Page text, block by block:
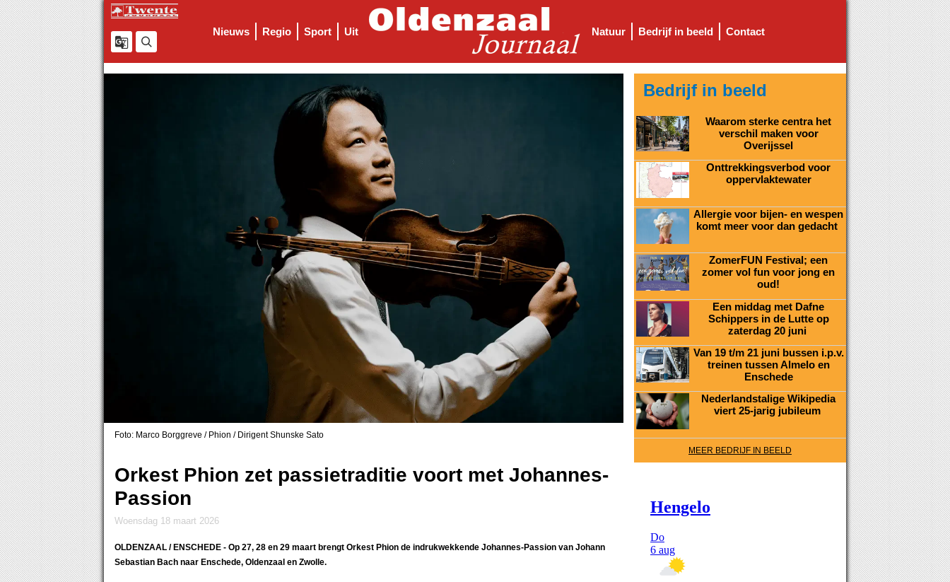
Nieuws Regio Sport Uit Natuur Bedrijf in beeld Contact
Foto: Marco Borggreve / Phion / Dirigent Shunske Sato
Orkest Phion zet passietraditie voort met Johannes-
Passion
woensdag 18 maart 2026
OLDENZAAL / ENSCHEDE - Op 27, 28 en 29 maart brengt Orkest Phion de indrukwekkende Johannes-Passion van Johann
Sebastian Bach naar Enschede, Oldenzaal en Zwolle.
Bedrijf in beeld
Waarom sterke centra het
verschil maken voor
Overijssel
Onttrekkingsverbod voor
oppervlaktewater
Allergie voor bijen- en wespen
komt meer voor dan gedacht
ZomerFUN Festival; een
zomer vol fun voor jong en
oud!
Een middag met Dafne
Schippers in de Lutte op
zaterdag 20 juni
Van 19 t/m 21 juni bussen i.p.v.
treinen tussen Almelo en
Enschede
Nederlandstalige Wikipedia
viert 25-jarig jubileum
MEER BEDRIJF IN BEELD